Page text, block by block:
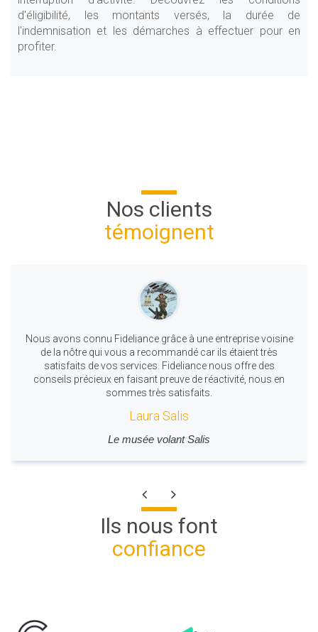
d'éligibilité, les montants versés, la durée de
l'indemnisation et les démarches à effectuer pour en
profiter.
Nos clients
témoignent
Nous avons connu Fideliance grâce à une entreprise voisine
de la nôtre qui vous a recommandé car ils étaient très
satisfaits de vos services. Fideliance nous offre des
conseils précieux en faisant preuve de réactivité, nous en
sommes très satisfaits.
Laura Salis
Le musée volant Salis
Ils nous font
confiance